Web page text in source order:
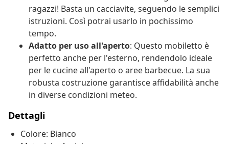
ragazzi! Basta un cacciavite, seguendo le semplici
istruzioni. Così potrai usarlo in pochissimo
tempo.
Adatto per uso all'aperto: Questo mobiletto è
perfetto anche per l'esterno, rendendolo ideale
per le cucine all'aperto o aree barbecue. La sua
robusta costruzione garantisce affidabilità anche
in diverse condizioni meteo.
Dettagli
Colore: Bianco